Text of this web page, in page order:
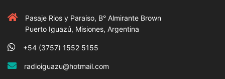
Pasaje Rios y Paraiso, B° Almirante Brown
Puerto Iguazú, Misiones, Argentina
+54 (3757) 1552 5155
radioiguazu@hotmail.com